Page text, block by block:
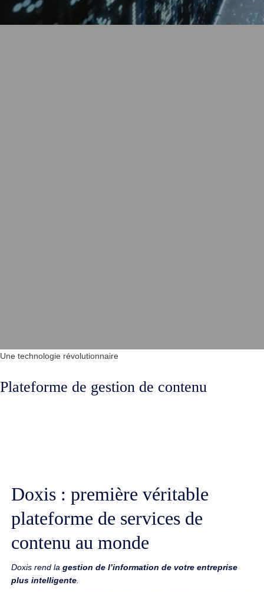
Une technologie révolutionnaire
Plateforme de gestion de contenu
Doxis : première véritable
plateforme de services de
contenu au monde
Doxis rend la gestion de l’information de votre entreprise
plus intelligente.